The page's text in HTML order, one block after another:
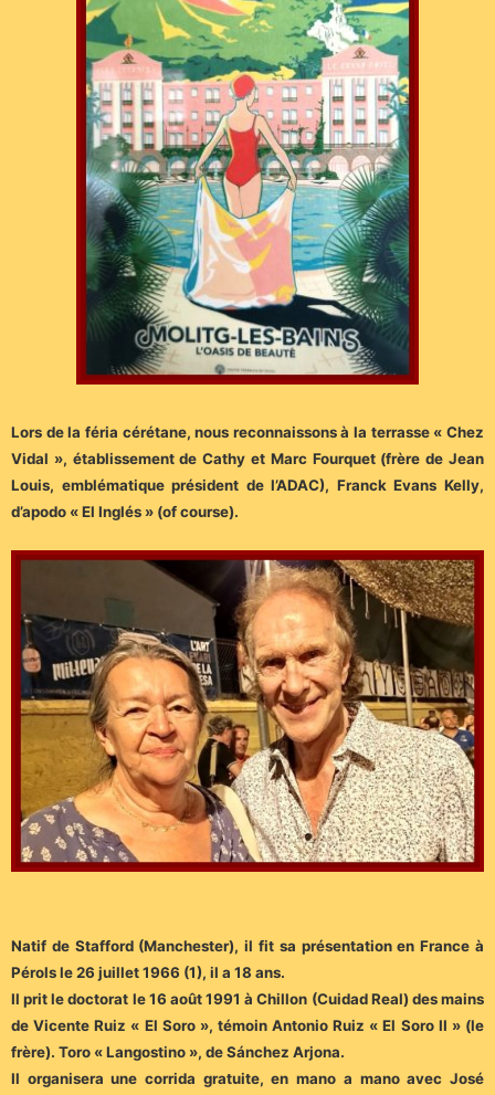
Lors de la féria cérétane, nous reconnaissons à la terrasse « Chez
Vidal », établissement de Cathy et Marc Fourquet (frère de Jean
Louis, emblématique président de l’ADAC), Franck Evans Kelly,
d’apodo « El Inglés » (of course).
Natif de Stafford (Manchester), il fit sa présentation en France à
Pérols le 26 juillet 1966 (1), il a 18 ans.
Il prit le doctorat le 16 août 1991 à Chillon (Cuidad Real) des mains
de Vicente Ruiz « El Soro », témoin Antonio Ruiz « El Soro II » (le
frère). Toro « Langostino », de Sánchez Arjona.
Il organisera une corrida gratuite, en mano a mano avec José